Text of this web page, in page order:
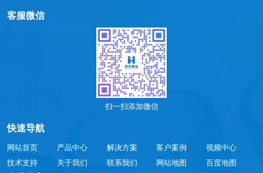
客服微信
扫一扫添加微信
快速导航
网站首页 产品中心 解决方案 客户案例
视频中心
技术支持
关于我们 联系我们 网站地图 百度地图